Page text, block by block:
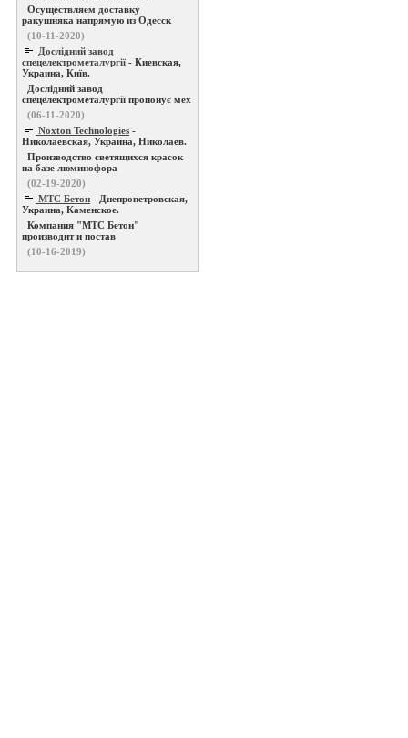
Осуществляем доставку
ракушняка напрямую из Одесск
(10-11-2020)
Дослідний завод
спецелектрометалургії - Киевская,
Украина, Київ.
Дослідний завод
спецелектрометалургії пропонує мех
(06-11-2020)
Noxton Technologies -
Николаевская, Украина, Николаев.
Производство светящихся красок
на базе люминофора
(02-19-2020)
МТС Бетон - Днепропетровская,
Украина, Каменское.
Компания "МТС Бетон"
производит и постав
(10-16-2019)